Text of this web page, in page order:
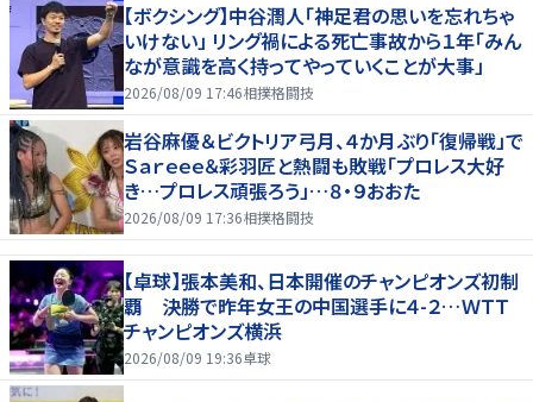
【ボクシング】中谷潤人「神足君の思いを忘れちゃ
いけない」 リング禍による死亡事故から１年「みん
なが意識を高く持ってやっていくことが大事」
2026/08/09 17:46相撲格闘技
岩谷麻優＆ビクトリア弓月、４か月ぶり「復帰戦」で
Ｓａｒｅｅｅ＆彩羽匠と熱闘も敗戦「プロレス大好
き…プロレス頑張ろう」…８・９おおた
2026/08/09 17:36相撲格闘技
【卓球】張本美和、日本開催のチャンピオンズ初制
覇 決勝で昨年女王の中国選手に４-２…ＷＴＴ
チャンピオンズ横浜
2026/08/09 19:36卓球